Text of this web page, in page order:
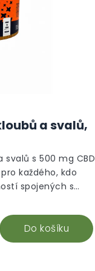
a svalů,
Do košíku
s 500 mg CBD
každého, kdo
spojených s
volbou pro
a kloubů. Tento
ingrediencí